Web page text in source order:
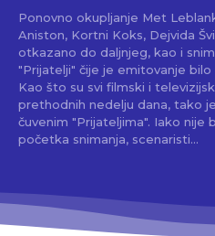
Ponovno okupljanje Met
Aniston, Kortni Koks, Dejvida
otkazano do daljnjeg, kao i
"Prijatelji" čije je emitovanje
Kao što su svi filmski i
prethodnih nedelju dana, tako
čuvenim "Prijateljima". Iako nije
početka snimanja, scenaristi...